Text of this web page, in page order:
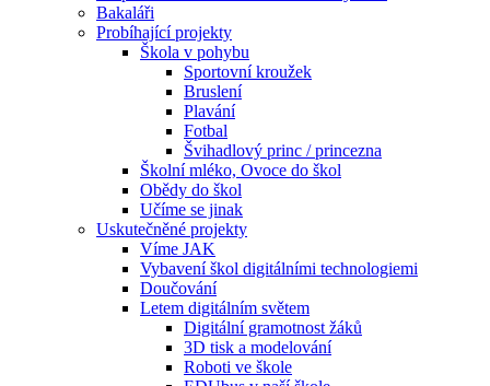
Bakaláři
Probíhající projekty
Škola v pohybu
Sportovní kroužek
Bruslení
Plavání
Fotbal
Švihadlový princ / princezna
Školní mléko, Ovoce do škol
Obědy do škol
Učíme se jinak
Uskutečněné projekty
Víme JAK
Vybavení škol digitálními technologiemi
Doučování
Letem digitálním světem
Digitální gramotnost žáků
3D tisk a modelování
Roboti ve škole